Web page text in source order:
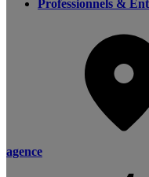
Professionnels &
agence